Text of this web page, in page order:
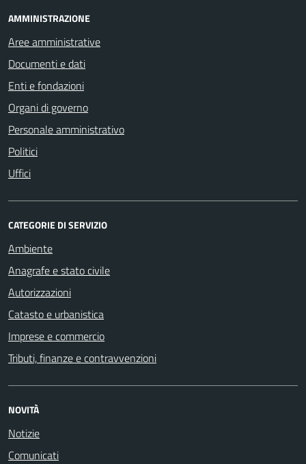
AMMINISTRAZIONE
Aree amministrative
Documenti e dati
Enti e fondazioni
Organi di governo
Personale amministrativo
Politici
Uffici
CATEGORIE DI SERVIZIO
Ambiente
Anagrafe e stato civile
Autorizzazioni
Catasto e urbanistica
Imprese e commercio
Tributi, finanze e contravvenzioni
NOVITÀ
Notizie
Comunicati